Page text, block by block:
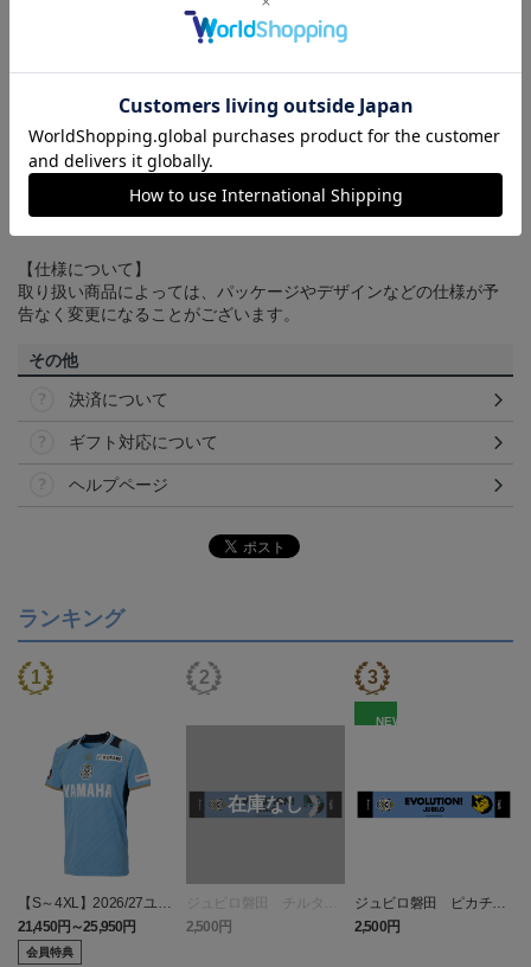
一部商品はメール便でのお届けとなる場合がございます。詳しく
はヘルプページをご確認ください。
商品について
【カラーについて】
商品画像は、お使いのパソコンのモニターおよびスマートフォン
のメーカー・機種・画面設定等により、実際の商品の色と異なっ
【仕様について】
取り扱い商品によっては、パッケージやデザインなどの仕様が予
告なく変更になることがございます。
その他
決済について
ギフト対応について
ヘルプページ
ランキング
【S～4XL】2026/27ユニ
フォーム オーセンティッ
クモデル:FP1st
21,450円～25,950円
会員特典
ジュビロ磐田 チルタリ
ス タオルマフラー
2,500円
NEW
ジュビロ磐田 ピカチュ
ウ タオルマフラー
2,500円